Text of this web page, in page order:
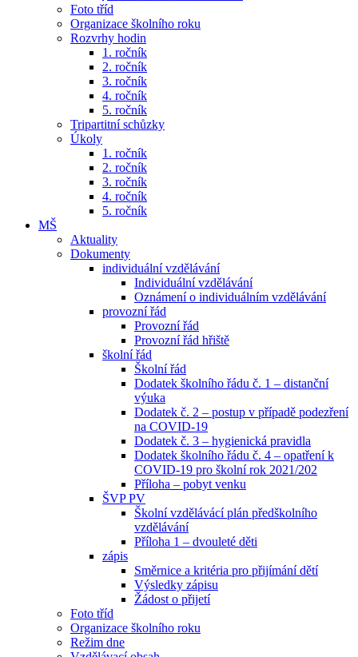
Foto tříd
Organizace školního roku
Rozvrhy hodin
1. ročník
2. ročník
3. ročník
4. ročník
5. ročník
Tripartitní schůzky
Úkoly
1. ročník
2. ročník
3. ročník
4. ročník
5. ročník
MŠ
Aktuality
Dokumenty
individuální vzdělávání
Individuální vzdělávání
Oznámení o individuálním vzdělávání
provozní řád
Provozní řád
Provozní řád hřiště
školní řád
Školní řád
Dodatek školního řádu č. 1 – distanční
výuka
Dodatek č. 2 – postup v případě podezření
na COVID-19
Dodatek č. 3 – hygienická pravidla
Dodatek školního řádu č. 4 – opatření k
COVID-19 pro školní rok 2021/202
Příloha – pobyt venku
ŠVP PV
Školní vzdělávácí plán předškolního
vzdělávání
Příloha 1 – dvouleté děti
zápis
Směrnice a kritéria pro přijímání dětí
Výsledky zápisu
Žádost o přijetí
Foto tříd
Organizace školního roku
Režim dne